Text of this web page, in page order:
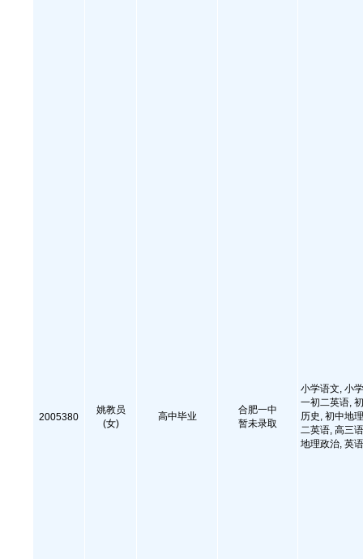
2005380
姚教员
(女)
高中毕业
合肥一中
暂未录取
小学语文, 小
一初二英语,
历史, 初中地
二英语, 高三
地理政治, 英